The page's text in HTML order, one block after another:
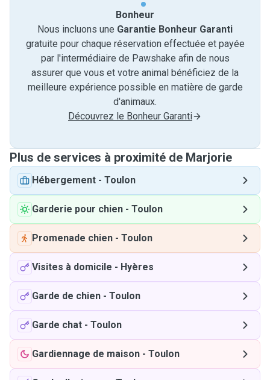
Bonheur
Nous incluons une Garantie Bonheur Garanti
gratuite pour chaque réservation effectuée et payée
par l'intermédiaire de Pawshake afin de nous
assurer que vous et votre animal bénéficiez de la
meilleure expérience possible en matière de garde
d'animaux.
Découvrez le Bonheur Garanti
Plus de services à proximité de Marjorie
Hébergement - Toulon
Garderie pour chien - Toulon
Promenade chien - Toulon
Visites à domicile - Hyères
Garde de chien - Toulon
Garde chat - Toulon
Gardiennage de maison - Toulon